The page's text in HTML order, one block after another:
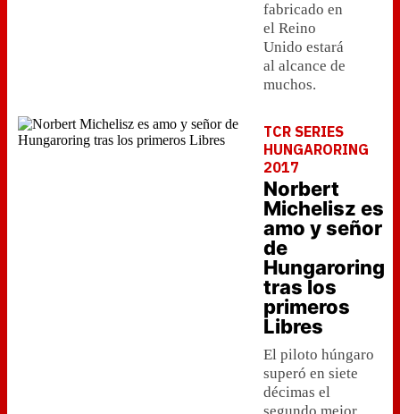
fabricado en
el Reino
Unido estará
al alcance de
muchos.
TCR SERIES
HUNGARORING
2017
Norbert
Michelisz es
amo y señor
de
Hungaroring
tras los
primeros
Libres
El piloto húngaro
superó en siete
décimas el